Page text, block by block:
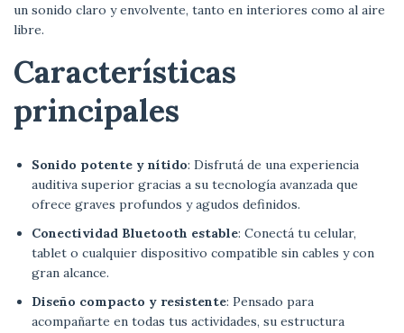
un sonido claro y envolvente, tanto en interiores como al aire
libre.
Características
principales
Sonido potente y nítido: Disfrutá de una experiencia
auditiva superior gracias a su tecnología avanzada que
ofrece graves profundos y agudos definidos.
Conectividad Bluetooth estable: Conectá tu celular,
tablet o cualquier dispositivo compatible sin cables y con
gran alcance.
Diseño compacto y resistente: Pensado para
acompañarte en todas tus actividades, su estructura